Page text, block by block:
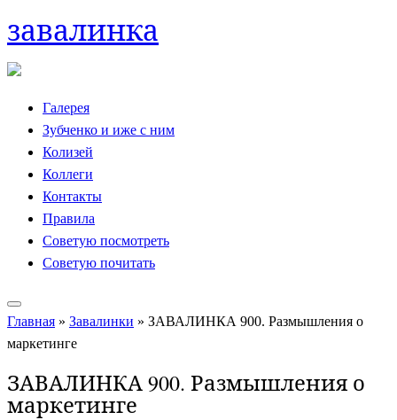
Skip
content
завалинка
Галерея
Зубченко и иже с ним
Колизей
Коллеги
Контакты
Правила
Советую посмотреть
Советую почитать
Главная » Завалинки » ЗАВАЛИНКА 900. Размышления о
маркетинге
ЗАВАЛИНКА 900. Размышления о
маркетинге